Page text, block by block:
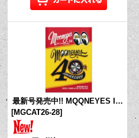
最新号発売中!! MQQNEYES International Magazine No.28 2026
[MGCAT26-28]